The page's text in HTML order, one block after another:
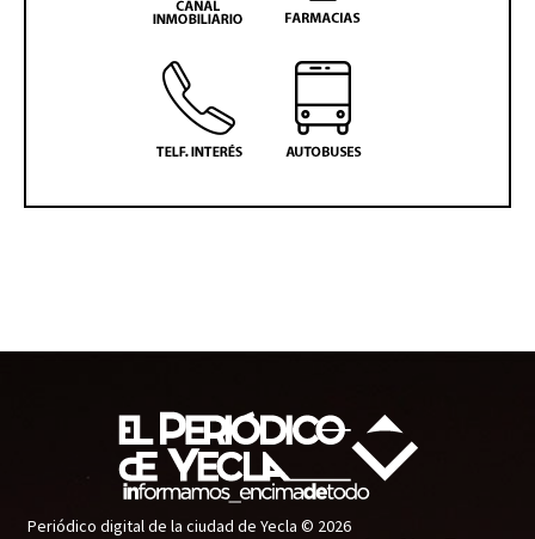
Periódico digital de la ciudad de Yecla © 2026